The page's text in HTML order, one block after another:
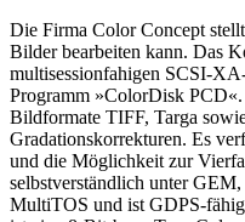
Die Firma Color Concept
Bilder bearbeiten kann. Das
multisessionfahigen SCSI-
Programm »ColorDisk
Bildformate TIFF, Targa
Gradationskorrekturen. Es
und die Möglichkeit zur
selbstverständlich unter
MultiTOS und ist GDPS-